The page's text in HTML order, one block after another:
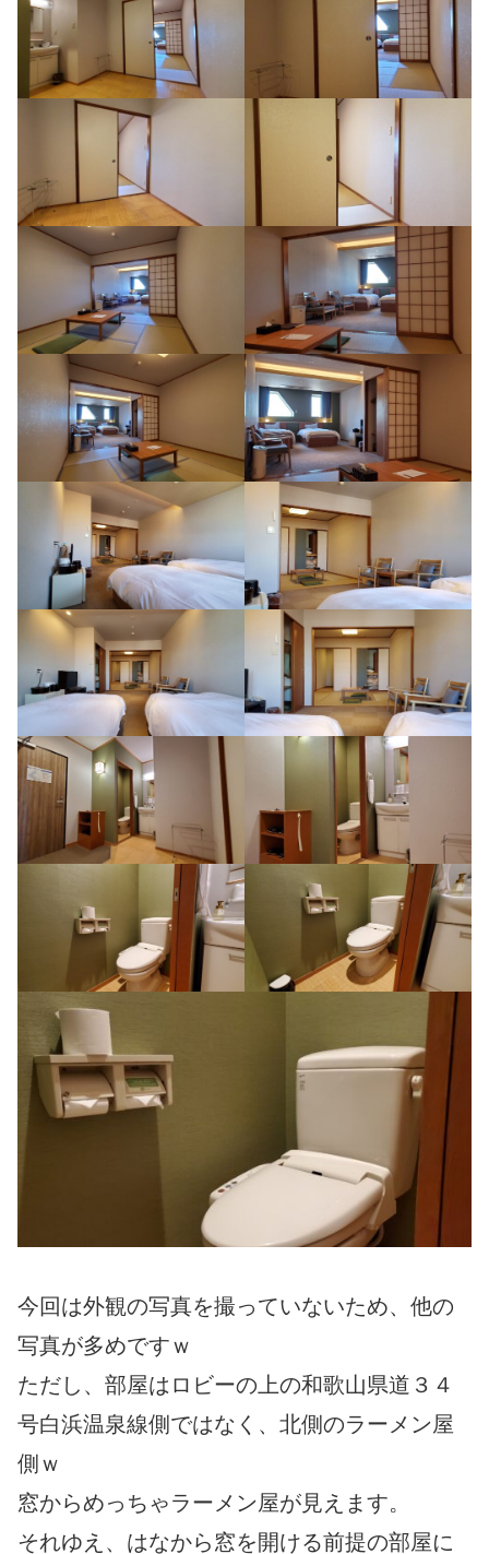
今回は外観の写真を撮っていないため、他の
写真が多めですｗ
ただし、部屋はロビーの上の和歌山県道３４
号白浜温泉線側ではなく、北側のラーメン屋
側ｗ
窓からめっちゃラーメン屋が見えます。
それゆえ、はなから窓を開ける前提の部屋に